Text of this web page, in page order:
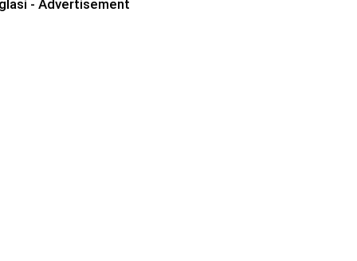
- Advertisement